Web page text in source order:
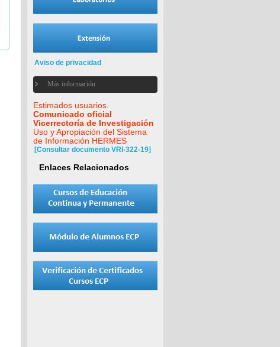
Aviso de privacidad
Más información
Estimados usuarios.
Comunicado oficial
Vicerrectoría de Investigación
Uso y Apropiación del Sistema
de Información HERMES
[Consultar documento VRI-322-19]
Enlaces Relacionados